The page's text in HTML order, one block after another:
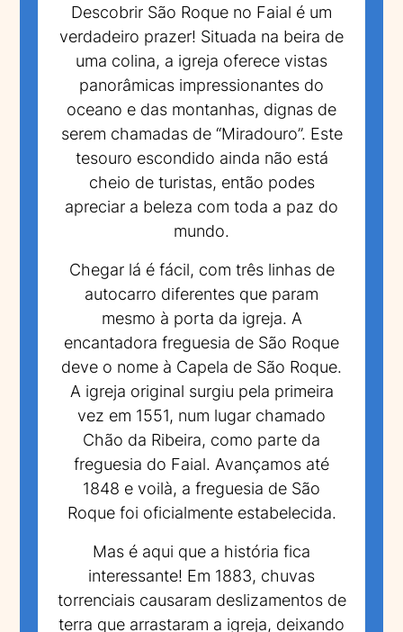
Descobrir São Roque no Faial é um
verdadeiro prazer! Situada na beira de
uma colina, a igreja oferece vistas
panorâmicas impressionantes do
oceano e das montanhas, dignas de
serem chamadas de “Miradouro”. Este
tesouro escondido ainda não está
cheio de turistas, então podes
apreciar a beleza com toda a paz do
mundo.
Chegar lá é fácil, com três linhas de
autocarro diferentes que param
mesmo à porta da igreja. A
encantadora freguesia de São Roque
deve o nome à Capela de São Roque.
A igreja original surgiu pela primeira
vez em 1551, num lugar chamado
Chão da Ribeira, como parte da
freguesia do Faial. Avançamos até
1848 e voilà, a freguesia de São
Roque foi oficialmente estabelecida.
Mas é aqui que a história fica
interessante! Em 1883, chuvas
torrenciais causaram deslizamentos de
terra que arrastaram a igreja, deixando